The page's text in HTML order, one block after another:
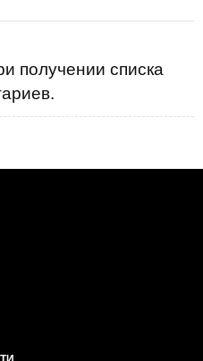
получении списка